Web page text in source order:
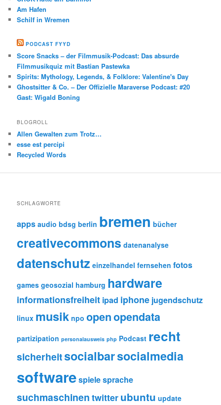
Am Hafen
Schilf in Wremen
PODCAST FYYD
Score Snacks – der Filmmusik-Podcast: Das absurde
Filmmusikquiz mit Bastian Pastewka
Spirits: Mythology, Legends, & Folklore: Valentine's Day
Ghostsitter & Co. – Der Offizielle Maraverse Podcast: #20
Gast: Wigald Boning
BLOGROLL
Allen Gewalten zum Trotz…
esse est percipi
Recycled Words
SCHLAGWORTE
apps audio bdsg berlin bremen bücher
creativecommons datenanalyse
datenschutz einzelhandel fernsehen fotos
games geosozial hamburg hardware
informationsfreiheit ipad iphone jugendschutz
linux musik npo openopendata
partizipation personalausweis php Podcast recht
sicherheitsocialbarsocialmedia
softwarespielesprache
suchmaschinentwitterubuntu update